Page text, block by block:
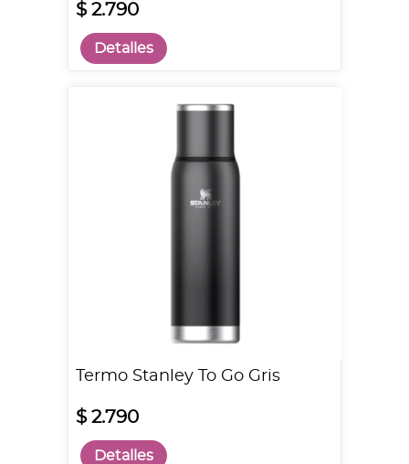
$ 2.790
Detalles
Termo Stanley To Go Gris
$ 2.790
Detalles